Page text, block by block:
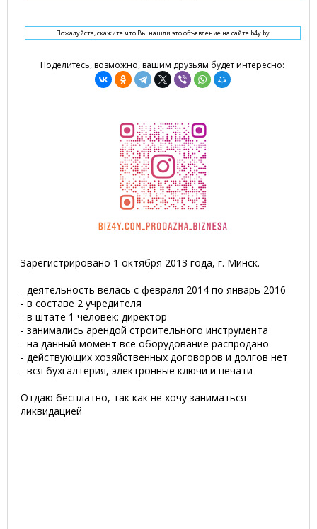
Пожалуйста, скажите что Вы нашли это объявление на сайте b4y.by
Поделитесь, возможно, вашим друзьям будет интересно:
Зарегистрировано 1 октября 2013 года, г. Минск.
- деятельность велась с февраля 2014 по январь 2016
- в составе 2 учредителя
- в штате 1 человек: директор
- занимались арендой строительного инструмента
- на данный момент все оборудование распродано
- действующих хозяйственных договоров и долгов нет
- вся бухгалтерия, электронные ключи и печати
Отдаю бесплатно, так как не хочу заниматься
ликвидацией